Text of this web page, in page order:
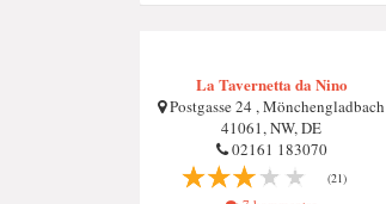
La Tavernetta da Nino
Postgasse 24 , Mönchengladbach
41061, NW, DE
02161 183070
(21)